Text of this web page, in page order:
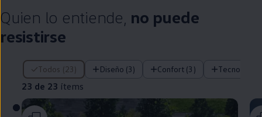
Quien lo entiende, no puede
resistirse
Todos (23) Diseño (3) Confort (3) Tecnología
23 de 23 ítems
23 de 23 ítems